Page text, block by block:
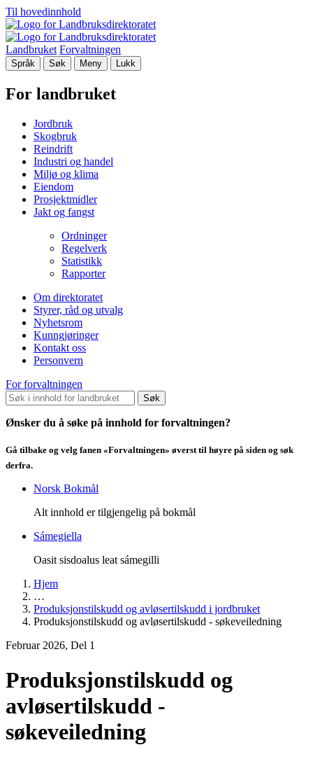
Til hovedinnhold
Landbruket Forvaltningen
Språk Søk Meny Lukk
For landbruket
Jordbruk
Skogbruk
Reindrift
Industri og handel
Miljø og klima
Eiendom
Prosjektmidler
Jakt og fangst
Ordninger
Regelverk
Statistikk
Rapporter
Om direktoratet
Styrer, råd og utvalg
Nyhetsrom
Kunngjøringer
Kontakt oss
Personvern
For forvaltningen
Søk
Ønsker du å søke på innhold for forvaltningen?
Gå tilbake og velg fanen «Forvaltningen» øverst til høyre på siden og søk
derfra.
Norsk Bokmål
Alt innhold er tilgjengelig på bokmål
Sámegiella
Oasit sisdoalus leat sámegilli
Hjem
…
Produksjonstilskudd og avløsertilskudd i jordbruket
Produksjonstilskudd og avløsertilskudd - søkeveiledning
Februar 2026, Del 1
Produksjonstilskudd og
avløsertilskudd -
søkeveiledning